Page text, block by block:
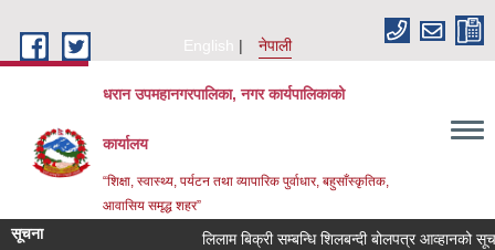
English
नेपाली
धरान उपमहानगरपालिका, नगर कार्यपालिकाको
कार्यालय
“शिक्षा, स्वास्थ्य, पर्यटन तथा व्यापारिक पुर्वाधार, बहुसाँस्कृतिक,
आवासिय समृद्ध शहर”
सूचना लिलाम बिक्री सम्बन्धि शिलबन्दी बोलपत्र